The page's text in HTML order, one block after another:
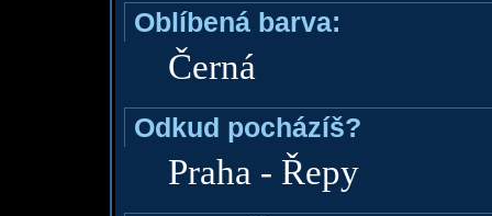
Oblíbená barva:
Černá
Odkud pocházíš?
Praha - Řepy